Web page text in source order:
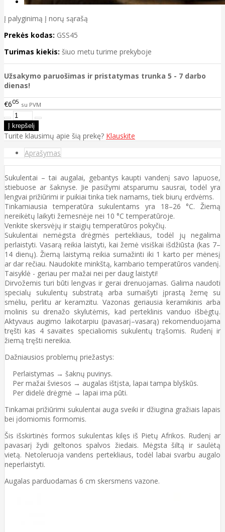
Į palyginimą Į norų sąrašą
Prekės kodas: GSS45
Turimas kiekis: šiuo metu turime prekyboje
Užsakymo paruošimas ir pristatymas trunka 5 - 7 darbo
dienas!
€605 su PVM
Turite klausimų apie šią prekę? Klauskite
Aprašymas
Sukulentai – tai augalai, gebantys kaupti vandenį savo lapuose,
stiebuose ar šaknyse. Jie pasižymi atsparumu sausrai, todėl yra
lengvai prižiūrimi ir puikiai tinka tiek namams, tiek biurų erdvėms.
Tinkamiausia temperatūra sukulentams yra 18–26 °C. Žiemą
nereikėtų laikyti žemesnėje nei 10 °C temperatūroje.
Venkite skersvėjų ir staigių temperatūros pokyčių.
Sukulentai nemėgsta drėgmės pertekliaus, todėl jų negalima
perlaistyti. Vasarą reikia laistyti, kai žemė visiškai išdžiūsta (kas 7–
14 dienų). Žiemą laistymą reikia sumažinti iki 1 karto per mėnesį
ar dar rečiau. Naudokite minkštą, kambario temperatūros vandenį.
Taisyklė - geriau per mažai nei per daug laistyti!
Dirvožemis turi būti lengvas ir gerai drenuojamas. Galima naudoti
specialų sukulentų substratą arba sumaišyti įprastą žemę su
smėliu, perlitu ar keramzitu. Vazonas geriausia keramikinis arba
molinis su drenažo skylutėmis, kad perteklinis vanduo išbėgtų.
Aktyvaus augimo laikotarpiu (pavasarį–vasarą) rekomenduojama
tręšti kas 4 savaites specialiomis sukulentų trąšomis. Rudenį ir
žiemą tręšti nereikia.
Dažniausios problemų priežastys:
Perlaistymas → šaknų puvinys.
Per mažai šviesos → augalas ištįsta, lapai tampa blyškūs.
Per didelė drėgmė → lapai ima pūti.
Tinkamai prižiūrimi sukulentai auga sveiki ir džiugina gražiais lapais
bei įdomiomis formomis.
Šis išskirtinės formos sukulentas kilęs iš Pietų Afrikos. Rudenį ar
pavasarį žydi geltonos spalvos žiedais. Mėgsta šiltą ir saulėtą
vietą. Netoleruoja vandens pertekliaus, todėl labai svarbu augalo
neperlaistyti.
Augalas parduodamas 6 cm skersmens vazone.